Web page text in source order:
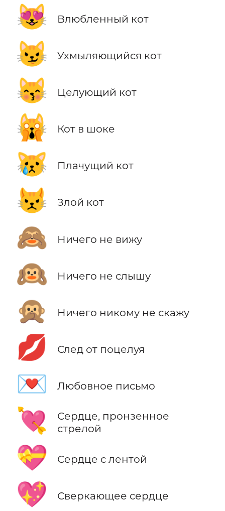
😻 Влюбленный кот
😼 Ухмыляющийся кот
😽 Целующий кот
🙀 Кот в шоке
😿 Плачущий кот
😾 Злой кот
🙈 Ничего не вижу
🙉 Ничего не слышу
🙊 Ничего никому не скажу
💋 След от поцелуя
💌 Любовное письмо
💘
Сердце, пронзенное
стрелой
💝 Сердце с лентой
💖 Сверкающее сердце